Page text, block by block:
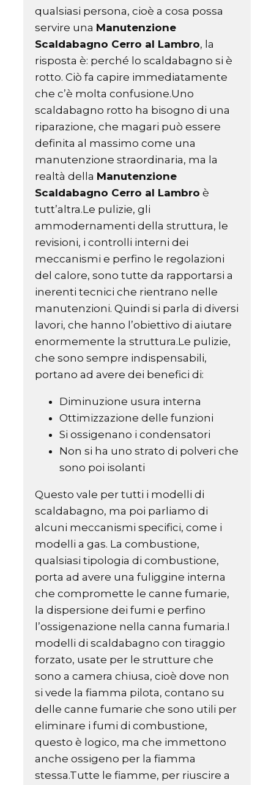
qualsiasi persona, cioè a cosa possa
servire una Manutenzione
Scaldabagno Cerro al Lambro, la
risposta è: perché lo scaldabagno si è
rotto. Ciò fa capire immediatamente
che c’è molta confusione.Uno
scaldabagno rotto ha bisogno di una
riparazione, che magari può essere
definita al massimo come una
manutenzione straordinaria, ma la
realtà della Manutenzione
Scaldabagno Cerro al Lambro è
tutt’altra.Le pulizie, gli
ammodernamenti della struttura, le
revisioni, i controlli interni dei
meccanismi e perfino le regolazioni
del calore, sono tutte da rapportarsi a
inerenti tecnici che rientrano nelle
manutenzioni. Quindi si parla di diversi
lavori, che hanno l’obiettivo di aiutare
enormemente la struttura.Le pulizie,
che sono sempre indispensabili,
portano ad avere dei benefici di:
Diminuzione usura interna
Ottimizzazione delle funzioni
Si ossigenano i condensatori
Non si ha uno strato di polveri che
sono poi isolanti
Questo vale per tutti i modelli di
scaldabagno, ma poi parliamo di
alcuni meccanismi specifici, come i
modelli a gas. La combustione,
qualsiasi tipologia di combustione,
porta ad avere una fuliggine interna
che compromette le canne fumarie,
la dispersione dei fumi e perfino
l’ossigenazione nella canna fumaria.I
modelli di scaldabagno con tiraggio
forzato, usate per le strutture che
sono a camera chiusa, cioè dove non
si vede la fiamma pilota, contano su
delle canne fumarie che sono utili per
eliminare i fumi di combustione,
questo è logico, ma che immettono
anche ossigeno per la fiamma
stessa.Tutte le fiamme, per riuscire a